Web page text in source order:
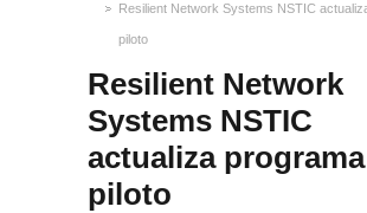
Resilient Network Systems NSTIC
piloto
Resilient Network
Systems NSTIC
actualiza programa
piloto